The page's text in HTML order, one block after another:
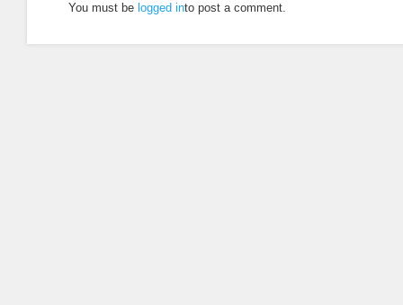
You must be logged into post a comment.